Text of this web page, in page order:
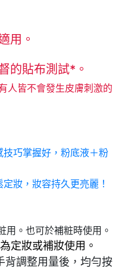
用。
的貼布測試*。
人皆不會發生皮膚刺激的
巧掌握好，粉底液＋粉
妝，妝容持久更亮麗！
用。也可於補粧時使用。
定妝或補妝使用。
背調整用量後，均勻按